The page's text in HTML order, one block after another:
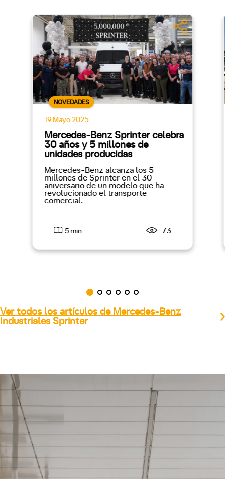
NOVEDADES
19 Mayo 2025
Mercedes-Benz Sprinter celebra
30 años y 5 millones de
unidades producidas
Mercedes-Benz alcanza los 5
millones de Sprinter en el 30
aniversario de un modelo que ha
revolucionado el transporte
comercial.
5 min. 73
Ver todos los artículos de Mercedes-Benz
Industriales Sprinter